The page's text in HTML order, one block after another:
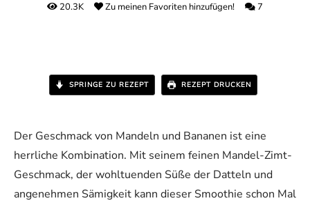
20.3K Zu meinen Favoriten hinzufügen! 7
SPRINGE ZU REZEPT REZEPT DRUCKEN
Der Geschmack von Mandeln und Bananen ist eine
herrliche Kombination. Mit seinem feinen Mandel-Zimt-
Geschmack, der wohltuenden Süße der Datteln und
angenehmen Sämigkeit kann dieser Smoothie schon Mal